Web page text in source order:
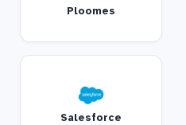
Ploomes
Salesforce